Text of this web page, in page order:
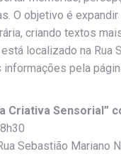
O objetivo é
criando textos
localizado na Rua
informações pela
Criativa Sensorial”
Sebastião Mariano